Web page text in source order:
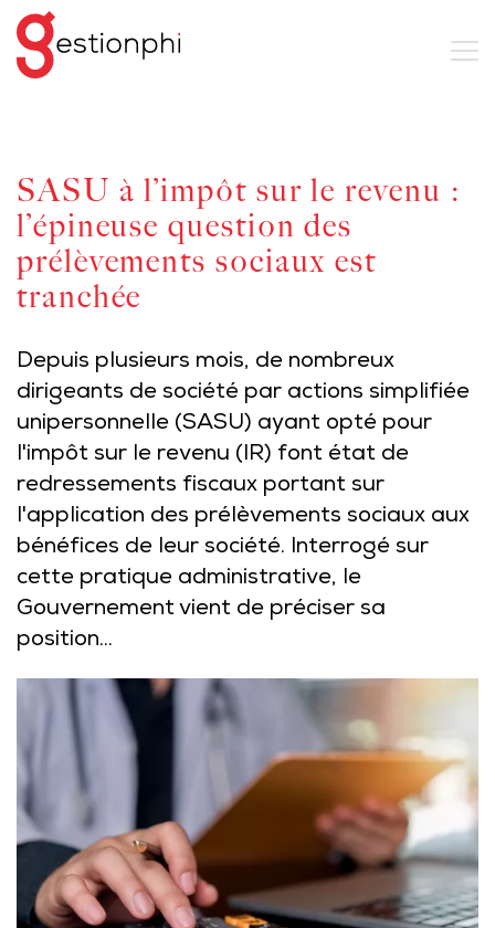
SASU à l’impôt sur le revenu :
l’épineuse question des
prélèvements sociaux est
tranchée
Depuis plusieurs mois, de nombreux
dirigeants de société par actions simplifiée
unipersonnelle (SASU) ayant opté pour
l'impôt sur le revenu (IR) font état de
redressements fiscaux portant sur
l'application des prélèvements sociaux aux
bénéfices de leur société. Interrogé sur
cette pratique administrative, le
Gouvernement vient de préciser sa
position...